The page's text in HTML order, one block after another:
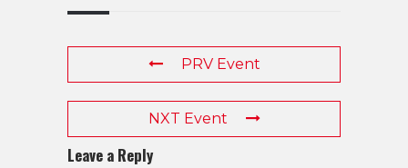
PRV Event
NXT Event
Leave a Reply